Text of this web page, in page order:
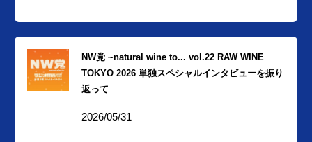
NW党 ~natural wine to... vol.22 RAW WINE
TOKYO 2026 単独スペシャルインタビューを振り
返って
2026/05/31